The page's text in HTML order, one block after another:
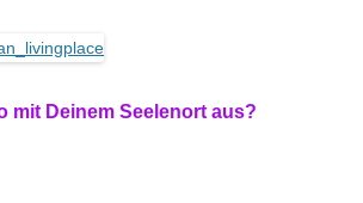
mit Deinem Seelenort aus?